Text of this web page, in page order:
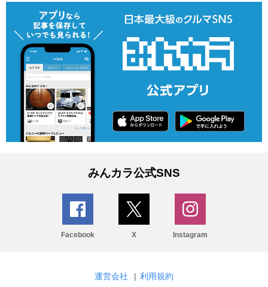
みんカラ公式SNS
Facebook X Instagram
運営会社 | 利用規約